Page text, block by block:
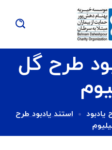
طرح گل
یادبود
استند یادبود طرح